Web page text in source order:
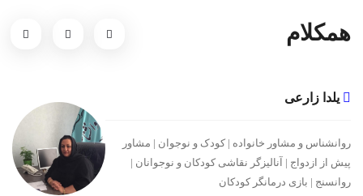
همکلام
یلدا زارعی
روانشناس و مشاور خانواده | کودک و نوجوان | مشاور
پیش از ازدواج | آنالیزگر نقاشی کودکان و نوجوانان |
روانسنج | بازی درمانگر کودکان